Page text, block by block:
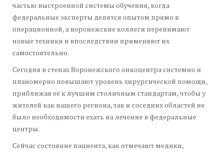
частью выстроенной системы обучения, когда
федеральные эксперты делятся опытом прямо в
операционной, а воронежские коллеги перенимают
новые техники и впоследствии применяют их
самостоятельно.
Сегодня в стенах Воронежского онкоцентра системно и
планомерно повышают уровень хирургической помощи,
приближая её к лучшим столичным стандартам, чтобы у
жителей как нашего региона, так и соседних областей не
было необходимости ехать на лечение в федеральные
центры.
Сейчас состояние пациента, как отмечают медики,